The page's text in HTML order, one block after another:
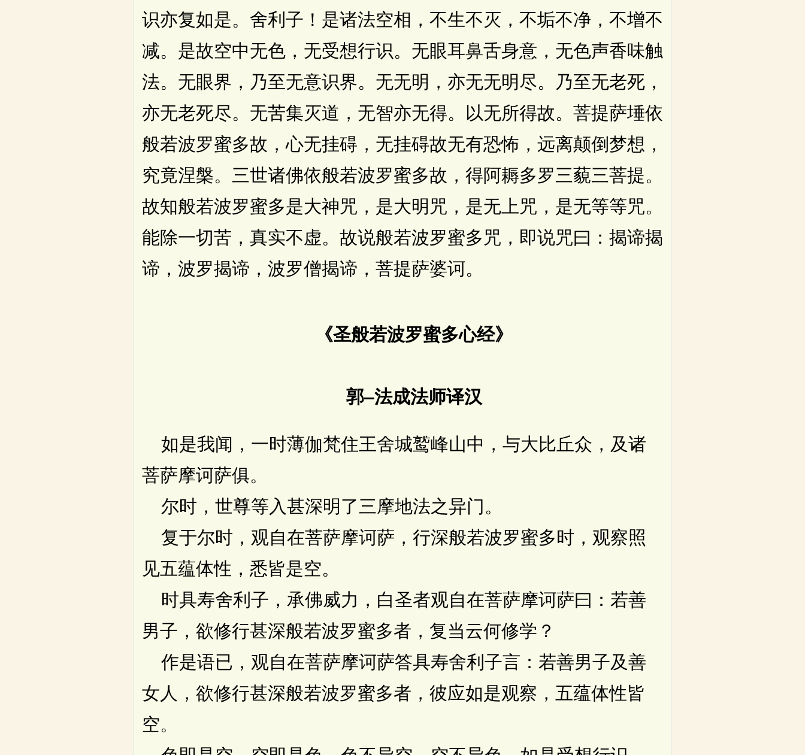
识亦复如是。舍利子！是诸法空相，不生不灭，不垢不净，不增不
减。是故空中无色，无受想行识。无眼耳鼻舌身意，无色声香味触
法。无眼界，乃至无意识界。无无明，亦无无明尽。乃至无老死，
亦无老死尽。无苦集灭道，无智亦无得。以无所得故。菩提萨埵依
般若波罗蜜多故，心无挂碍，无挂碍故无有恐怖，远离颠倒梦想，
究竟涅槃。三世诸佛依般若波罗蜜多故，得阿耨多罗三藐三菩提。
故知般若波罗蜜多是大神咒，是大明咒，是无上咒，是无等等咒。
能除一切苦，真实不虚。故说般若波罗蜜多咒，即说咒曰：揭谛揭
谛，波罗揭谛，波罗僧揭谛，菩提萨婆诃。
《圣般若波罗蜜多心经》
郭–法成法师译汉
如是我闻，一时薄伽梵住王舍城鹫峰山中，与大比丘众，及诸
菩萨摩诃萨俱。
尔时，世尊等入甚深明了三摩地法之异门。
复于尔时，观自在菩萨摩诃萨，行深般若波罗蜜多时，观察照
见五蕴体性，悉皆是空。
时具寿舍利子，承佛威力，白圣者观自在菩萨摩诃萨曰：若善
男子，欲修行甚深般若波罗蜜多者，复当云何修学？
作是语已，观自在菩萨摩诃萨答具寿舍利子言：若善男子及善
女人，欲修行甚深般若波罗蜜多者，彼应如是观察，五蕴体性皆
空。